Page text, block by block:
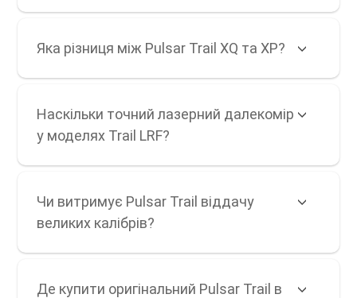
Яка різниця між Pulsar Trail XQ та XP?
Наскільки точний лазерний далекомір
у моделях Trail LRF?
Чи витримує Pulsar Trail віддачу
великих калібрів?
Де купити оригінальний Pulsar Trail в